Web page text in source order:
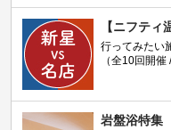
【ニフティ
行ってみたい
（全10回開催
岩盤浴特集